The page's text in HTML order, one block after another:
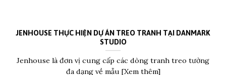
JENHOUSE THỰC HIỆN DỰ ÁN TREO TRANH TẠI DANMARK
STUDIO
Jenhouse là đơn vị cung cấp các dòng tranh treo tường
đa dạng về mẫu [Xem thêm]